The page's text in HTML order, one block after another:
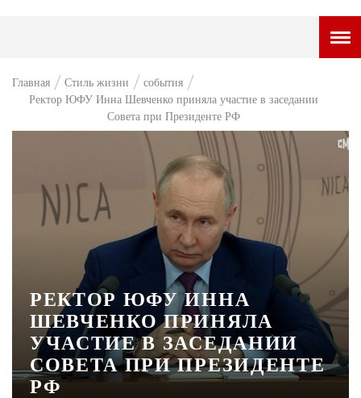
ГОРОДСКОЙ ПОРТАЛ
НОВОСТИ
ВОПРОС НЕДЕЛИ
ПРЕМЬЕРА
ТАМ И ТУТ
СТИЛЬ ЖИЗНИ
ХАЙП
ЧЕЛОВЕК ОСОБЕННЫЙ
КУЛЬТ ЕДЫ
АФИША
Главная Стиль жизни
события
Ректор ЮФУ Инна Шевченко приняла участие в заседании
Совета при Президенте РФ
РЕКТОР ЮФУ ИННА
ШЕВЧЕНКО ПРИНЯЛА
УЧАСТИЕ В ЗАСЕДАНИИ
СОВЕТА ПРИ ПРЕЗИДЕНТЕ
РФ